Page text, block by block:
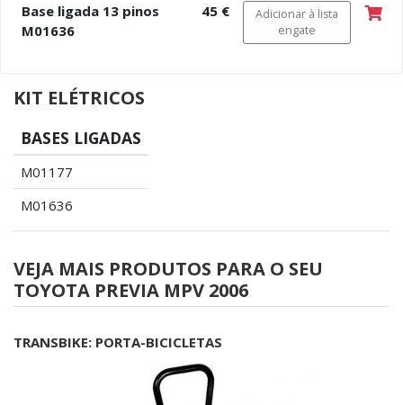
Base ligada 13 pinos
M01636
45 €
Adicionar à lista
engate
KIT ELÉTRICOS
BASES LIGADAS
M01177
M01636
VEJA MAIS PRODUTOS PARA O SEU
TOYOTA PREVIA MPV 2006
TRANSBIKE: PORTA-BICICLETAS